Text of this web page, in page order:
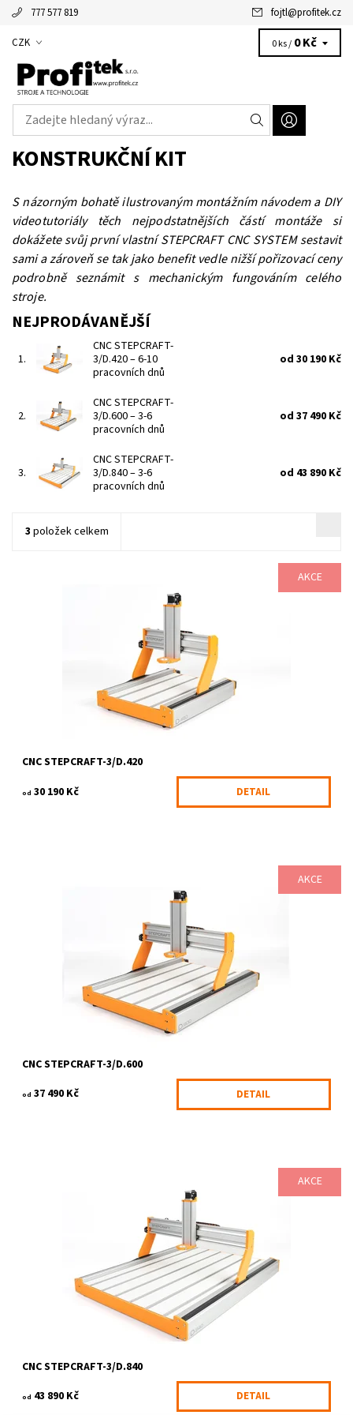
777 577 819 fojtl@profitek.cz
CZK 0 ks / 0 Kč
KONSTRUKČNÍ KIT
S názorným bohatě ilustrovaným montážním návodem a DIY
videotutoriály těch nejpodstatnějších částí montáže si
dokážete svůj první vlastní STEPCRAFT CNC SYSTEM sestavit
sami a zároveň se tak jako benefit vedle nižší pořizovací ceny
podrobně seznámit s mechanickým fungováním celého
stroje.
NEJPRODÁVANĚJŠÍ
1.
CNC STEPCRAFT-
3/D.420–6-10
pracovních dnů
od 30 190 Kč
2.
CNC STEPCRAFT-
3/D.600–3-6
pracovních dnů
od 37 490 Kč
3.
CNC STEPCRAFT-
3/D.840–3-6
pracovních dnů
od 43 890 Kč
3 položek celkem
AKCE
Všestranný stolní CNC systém STEPCRAFT-3 D-Serie vyvinutý
zejména pro použití v privátním, školním a hobby sektoru. Ve
6-10 pracovních dnů
STEPCRAFT
CNC STEPCRAFT-3/D.420
od 30 190 Kč DETAIL
AKCE
Všestranný stolní CNC systém STEPCRAFT-3 D-Serie vyvinutý
zejména pro použití v privátním, školním a hobby sektoru. Ve
3-6 pracovních dnů
STEPCRAFT
CNC STEPCRAFT-3/D.600
od 37 490 Kč DETAIL
AKCE
Všestranný stolní CNC systém STEPCRAFT-3 D-Serie vyvinutý
zejména pro použití v privátním, školním a hobby sektoru. Ve
3-6 pracovních dnů
STEPCRAFT
CNC STEPCRAFT-3/D.840
od 43 890 Kč DETAIL
Alžbětka - vaše virtuální asistentka